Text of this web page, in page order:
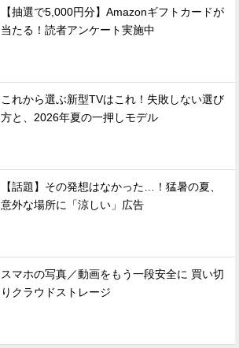
【抽選で5,000円分】Amazonギフトカードが
当たる！読者アンケート実施中
これから選ぶ新型TVはこれ！失敗しない選び
方と、2026年夏の一押しモデル
【話題】その発想はなかった…！猛暑の夏、
意外な場所に「涼しい」広告
スマホの写真／動画をもう一段安全に 買い切
りクラウドストレージ